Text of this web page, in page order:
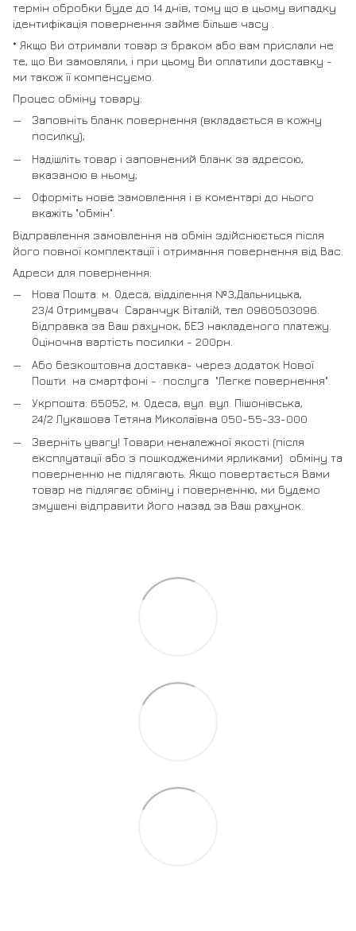
термін обробки буде до 14 днів, тому що в цьому випадку
ідентифікація повернення займе більше часу .
* Якщо Ви отримали товар з браком або вам прислали не
те, що Ви замовляли, і при цьому Ви оплатили доставку -
ми також її компенсуємо.
Процес обміну товару:
Заповніть бланк повернення (вкладається в кожну
посилку);
Надішліть товар і заповнений бланк за адресою,
вказаною в ньому;
Оформіть нове замовлення і в коментарі до нього
вкажіть "обмін".
Відправлення замовлення на обмін здійснюється після
його повної комплектації і отримання повернення від Вас.
Адреси для повернення:
Нова Пошта: м. Одеса, відділення №3,Дальницька,
23/4 Отримувач Саранчук Віталій, тел 0960503096.
Відправка за Ваш рахунок, БЕЗ накладеного платежу.
Оціночна вартість посилки - 200рн.
Або безкоштовна доставка- через додаток Нової
Пошти на смартфоні - послуга "Легке повернення".
Укрпошта: 65052, м. Одеса, вул. вул. Пішонівська,
24/2 Лукашова Тетяна Миколаївна 050-55-33-000
Зверніть увагу! Товари неналежної якості (після
експлуатації або з пошкодженими ярликами) обміну та
поверненню не підлягають. Якщо повертається Вами
товар не підлягає обміну і поверненню, ми будемо
змушені відправити його назад за Ваш рахунок.